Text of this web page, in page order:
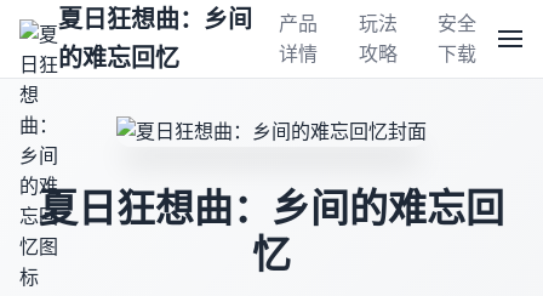
夏日狂想曲：乡间
的难忘回忆
产品
详情
玩法
攻略
安全
下载
夏日狂想曲：乡间的难忘回
忆